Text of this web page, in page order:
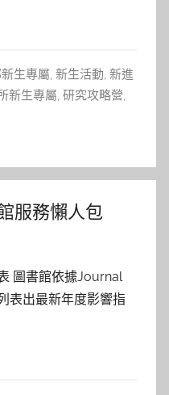
程學系 【講座紀實】
生專屬, 新生活動, 新進
新生專屬, 研究攻略營,
服務懶人包
圖書館依據Journal
表出最新年度影響指
網頁/學習/優良期刊列